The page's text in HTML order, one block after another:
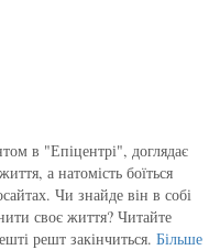
в "Епіцентрі", доглядає
а натомість боїться
Чи знайде він в собі
своє життя? Читайте
решт закінчиться. Більше